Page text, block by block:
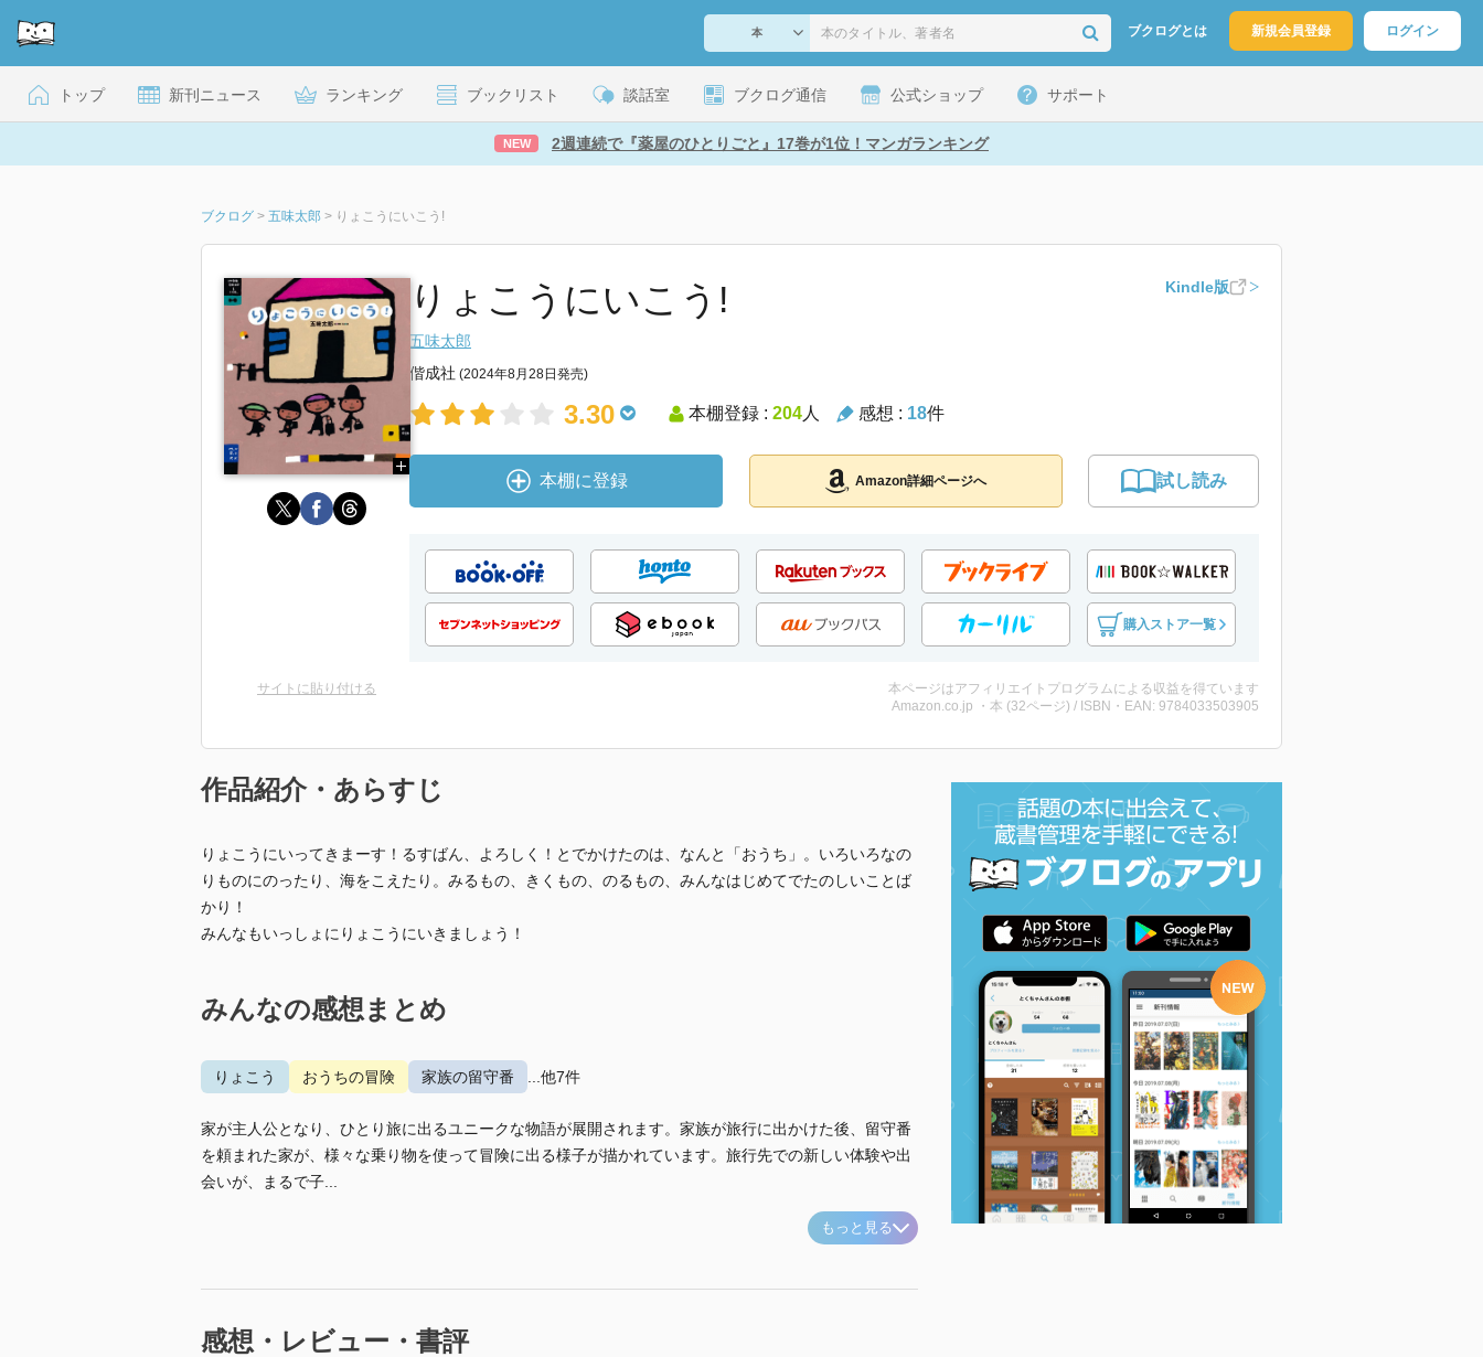
ブクログとは 新規会員登録 ログイン
トップ 新刊ニュース ランキング ブックリスト 談話室 ブクログ通信 公式ショップ サポート
NEW 2週連続で『薬屋のひとりごと』17巻が1位！マンガランキング
ブクログ > 五味太郎 > りょこうにいこう!
りょこうにいこう! Kindle版
五味太郎
偕成社 (2024年8月28日発売)
3.30 本棚登録 : 204人 感想 : 18件
本棚に登録 Amazon詳細ページへ 試し読み
購入ストア一覧
サイトに貼り付ける
本ページはアフィリエイトプログラムによる収益を得ています
Amazon.co.jp ・本 (32ページ) / ISBN・EAN: 9784033503905
作品紹介・あらすじ
りょこうにいってきまーす！るすばん、よろしく！とでかけたのは、なんと「おうち」。いろいろなの
りものにのったり、海をこえたり。みるもの、きくもの、のるもの、みんなはじめてでたのしいことば
かり！
みんなもいっしょにりょこうにいきましょう！
みんなの感想まとめ
りょこう おうちの冒険 家族の留守番 ...他7件
家が主人公となり、ひとり旅に出るユニークな物語が展開されます。家族が旅行に出かけた後、留守番
を頼まれた家が、様々な乗り物を使って冒険に出る様子が描かれています。旅行先での新しい体験や出
会いが、まるで子...
もっと見る
感想・レビュー・書評